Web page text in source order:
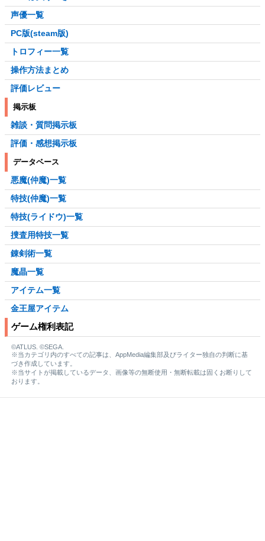
声優一覧
PC版(steam版)
トロフィー一覧
操作方法まとめ
評価レビュー
掲示板
雑談・質問掲示板
評価・感想掲示板
データベース
悪魔(仲魔)一覧
特技(仲魔)一覧
特技(ライドウ)一覧
捜査用特技一覧
錬剣術一覧
魔晶一覧
アイテム一覧
金王屋アイテム
ゲーム権利表記
©ATLUS. ©SEGA.
※当カテゴリ内のすべての記事は、AppMedia編集部及びライター独自の判断に基
づき作成しています。
※当サイトが掲載しているデータ、画像等の無断使用・無断転載は固くお断りして
おります。